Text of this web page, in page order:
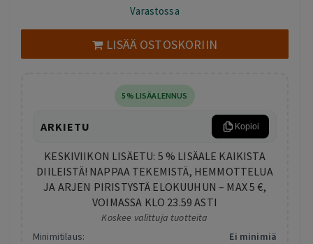
oli:
20,00 €.
12,90 €.
Varastossa
LISÄÄ OSTOSKORIIN
5% LISÄALENNUS
ARKIETU Kopioi
KESKIVIIKON LISÄETU: 5 % LISÄALE KAIKISTA
DIILEISTÄ! NAPPAA TEKEMISTÄ, HEMMOTTELUA
JA ARJEN PIRISTYSTÄ ELOKUUHUN – MAX 5 €,
VOIMASSA KLO 23.59 ASTI
Koskee valittuja tuotteita
Minimitilaus:
Ei minimiä